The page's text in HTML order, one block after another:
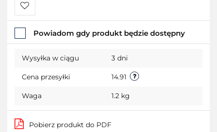
Do
przechowalni
Powiadom gdy produkt będzie dostępny
Wysyłka w ciągu 3 dni
Cena przesyłki 14.91
Waga 1.2 kg
Pobierz produkt do PDF